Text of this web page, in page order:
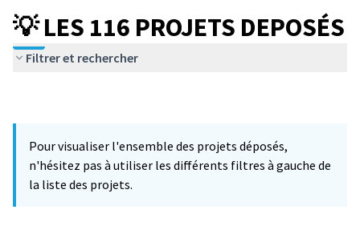
💡 LES 116 PROJETS DEPOSÉS
Filtrer et rechercher
Pour visualiser l'ensemble des projets déposés,
n'hésitez pas à utiliser les différents filtres à gauche de
la liste des projets.